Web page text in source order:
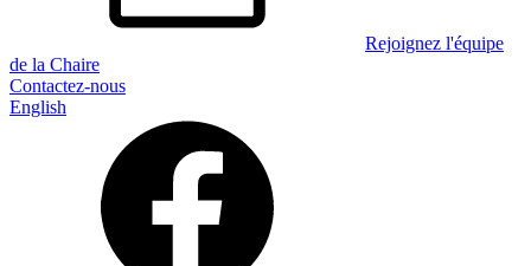
Rejoignez l'équipe
de la Chaire
Contactez-nous
English